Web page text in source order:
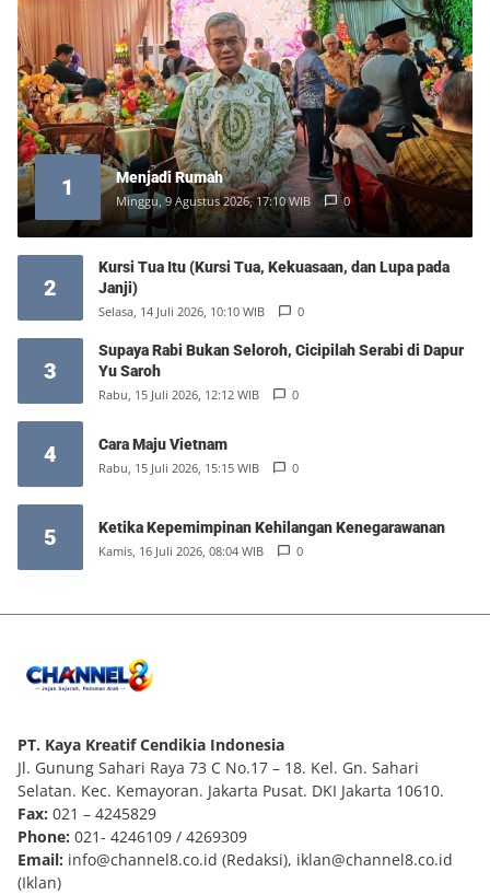
1 Menjadi Rumah
Minggu, 9 Agustus 2026, 17:10 WIB 0
2
Kursi Tua Itu (Kursi Tua, Kekuasaan, dan Lupa pada
Janji)
Selasa, 14 Juli 2026, 10:10 WIB 0
3
Supaya Rabi Bukan Seloroh, Cicipilah Serabi di Dapur
Yu Saroh
Rabu, 15 Juli 2026, 12:12 WIB 0
4 Cara Maju Vietnam
Rabu, 15 Juli 2026, 15:15 WIB 0
5 Ketika Kepemimpinan Kehilangan Kenegarawanan
Kamis, 16 Juli 2026, 08:04 WIB 0
PT. Kaya Kreatif Cendikia Indonesia
Jl. Gunung Sahari Raya 73 C No.17 – 18. Kel. Gn. Sahari
Selatan. Kec. Kemayoran. Jakarta Pusat. DKI Jakarta 10610.
Fax: 021 – 4245829
Phone: 021- 4246109 / 4269309
Email: info@channel8.co.id (Redaksi), iklan@channel8.co.id
(Iklan)